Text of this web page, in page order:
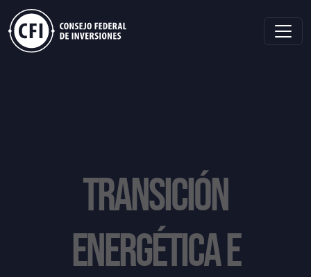
TRANSICIÓN
ENERGÉTICA E